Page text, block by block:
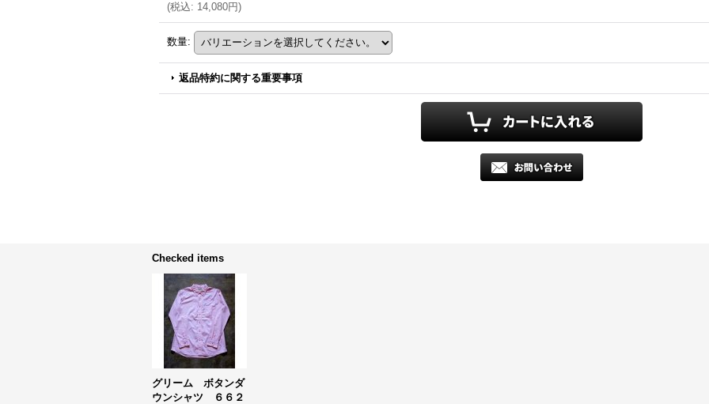
(税込: 14,080円)
数量:
返品特約に関する重要事項
Checked items
グリーム ボタンダ
ウンシャツ ６６２